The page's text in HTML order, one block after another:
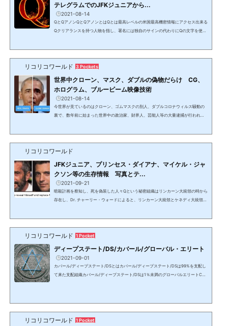
テレグラムでのJFKジュニアから...
2021-08-14
QとQアノンQとQアノンとはQとは最高レベルの米国最高機密情報にアクセス出来る
Qクリアランスを持つ人物を指し、署名には独自のサインの代わりにQの文字を使用
ラムにChを作りシニアメンバーを発表。噂通り、元国防情報局長官（DNI）でトラ
リコリコワールド 3 Pockets
世界中クローン、マスク、ダブルの偽物だらけ CG、
ホログラム、ブルービーム映像技術
2021-08-14
今世界が見ているのはクローン、ゴムマスクの別人、ダブルコロナウィルス騒動の
裏で、数年前に始まった世界中の政治家、財界人、芸能人等の大量逮捕が行われて
写真やニュースでは、政治家のマスクも多い。クローンクローンは5か月で成人し、
リコリコワールド
JFKジュニア、プリンセス・ダイアナ、マイケル・ジャ
クソン等の生存情報 写真とテ...
2021-09-21
暗殺計画を察知し、死を偽装した人々Qという秘密組織はリンカーン大統領の時から
存在し、Dr. チャーリー・ウォードによると、リンカーン大統領とケネディ大統領の
セット＝ケネディのテレグラムアカウントは数か月前から明らかに不審な情報を出
リコリコワールド 1 Pocket
ディープステート/DS/カバール/グローバル・エリート
2021-09-01
カバール/ディープステート/DSとはカバール/ディープステート/DSは99%を支配し
て来た支配組織カバール/ディープステート/DSは1％未満のグローバルエリートCab
い貴族と名前を変え、人類史上のありとあらゆる歴史的事件、...
リコリコワールド 1 Pocket